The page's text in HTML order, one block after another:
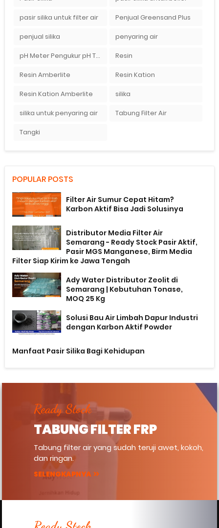
pasir silika untuk filter air Penjual Greensand Plus
penjual silika penyaring air
pH Meter Pengukur pH Tanah Ionix pH 10 Resin
Resin Amberlite Resin Kation
Resin Kation Amberlite silika
silika untuk penyaring air Tabung Filter Air
Tangki
POPULAR POSTS
Filter Air Sumur Cepat Hitam?
Karbon Aktif Bisa Jadi Solusinya
Distributor Media Filter Air
Semarang - Ready Stock Pasir Aktif,
Pasir MGS Manganese, Birm Media
Filter Siap Kirim ke Jawa Tengah
Ady Water Distributor Zeolit di
Semarang | Kebutuhan Tonase,
MOQ 25 Kg
Solusi Bau Air Limbah Dapur Industri
dengan Karbon Aktif Powder
Manfaat Pasir Silika Bagi Kehidupan
Ready Stock
TABUNG FILTER FRP
Tabung filter air yang sudah teruji awet, kokoh,
dan ringan.
SELENGKAPNYA